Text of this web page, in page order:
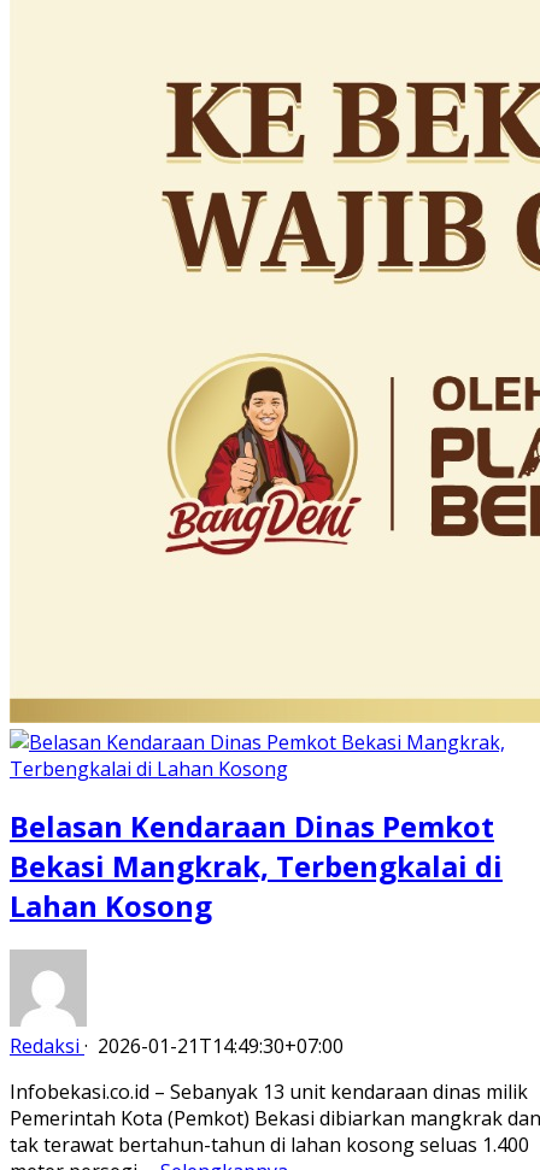
Belasan Kendaraan Dinas Pemkot
Bekasi Mangkrak, Terbengkalai di
Lahan Kosong
Redaksi · 2026-01-21T14:49:30+07:00
Infobekasi.co.id – Sebanyak 13 unit kendaraan dinas milik
Pemerintah Kota (Pemkot) Bekasi dibiarkan mangkrak dan
tak terawat bertahun-tahun di lahan kosong seluas 1.400